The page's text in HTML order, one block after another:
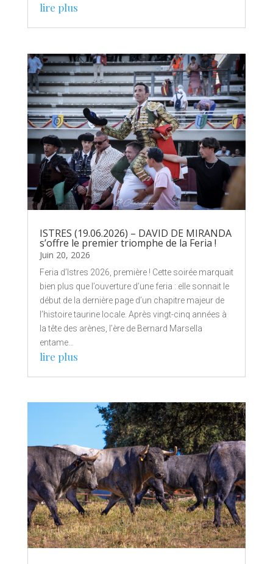
lire plus
ISTRES (19.06.2026) – DAVID DE MIRANDA
s’offre le premier triomphe de la Feria !
Juin 20, 2026
Feria d’Istres 2026, première ! Cette soirée marquait
bien plus que l’ouverture d’une feria : elle sonnait le
début de la dernière page d’un chapitre majeur de
l’histoire taurine locale. Après vingt-cinq années à
la tête des arènes, l’ère de Bernard Marsella
entame...
lire plus